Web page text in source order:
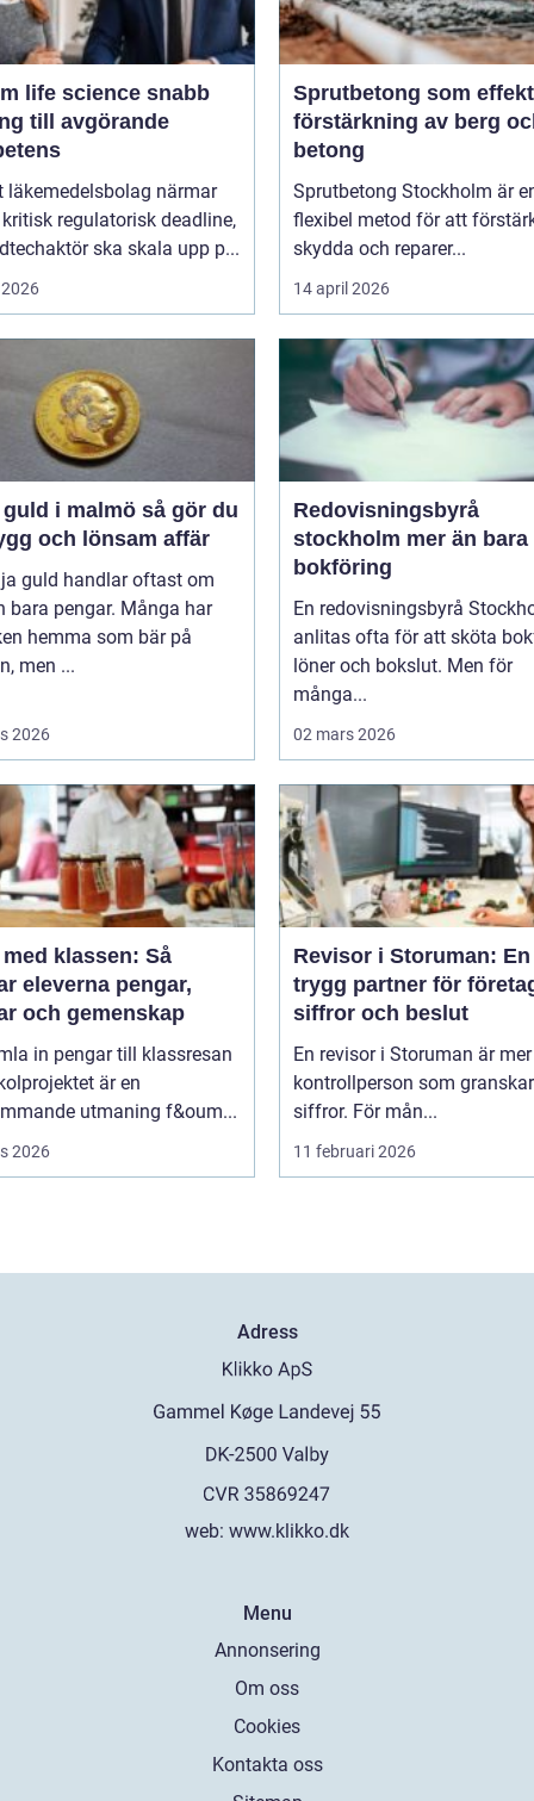
science snabb
till avgörande
läkemedelsbolag närmar
regulatorisk deadline,
ska skala upp p...
Sprutbetong som
förstärkning av berg
betong
Sprutbetong Stockholm är
flexibel metod för att
skydda och reparer...
14 april 2026
i malmö så gör du
och lönsam affär
guld handlar oftast om
bara pengar. Många har
hemma som bär på
men ...
2026
Redovisningsbyrå
stockholm mer än bara
bokföring
En redovisningsbyrå
anlitas ofta för att sköta
löner och bokslut. Men för
många...
02 mars 2026
klassen: Så
eleverna pengar,
och gemenskap
in pengar till klassresan
är en
utmaning f&oum...
2026
Revisor i Storuman: En
trygg partner för
siffror och beslut
En revisor i Storuman är
kontrollperson som granskar
siffror. För mån...
11 februari 2026
Adress
web: www.klikko.dk
Menu
Annonsering
Om oss
Cookies
Kontakta oss